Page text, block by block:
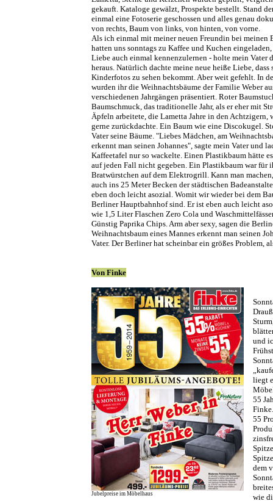
gekauft. Kataloge gewälzt, Prospekte bestellt. Stand
einmal eine Fotoserie geschossen und alles genau
von rechts, Baum von links, von hinten, von vorne.
Als ich einmal mit meiner neuen Freundin bei meinen
hatten uns sonntags zu Kaffee und Kuchen
Liebe auch einmal kennenzulernen - holte mein Vater
heraus. Natürlich dachte meine neue heiße Liebe, dass
Kinderfotos zu sehen bekommt. Aber weit gefehlt. In
wurden ihr die Weihnachtsbäume der Familie Weber
verschiedenen Jahrgängen präsentiert. Roter
Baumschmuck, das traditionelle Jahr, als er eher mit
Äpfeln arbeitete, die Lametta Jahre in den Achtzigern,
gerne zurückdachte. Ein Baum wie eine Discokugel.
Vater seine Bäume. "Liebes Mädchen, am
erkennt man seinen Johannes", sagte mein Vater und
Kaffeetafel nur so wackelte. Einen Plastikbaum hätte
auf jeden Fall nicht gegeben. Ein Plastikbaum war für
Bratwürstchen auf dem Elektrogrill. Kann man
auch ins 25 Meter Becken der städtischen
eben doch leicht asozial. Womit wir wieder bei dem
Berliner Hauptbahnhof sind. Er ist eben auch leicht
wie 1,5 Liter Flaschen Zero Cola und
Günstig Paprika Chips. Arm aber sexy, sagen die
Weihnachtsbaum eines Mannes erkennt man seinen
Vater. Der Berliner hat scheinbar ein größes Problem,
Von Finke
Jubelpreise im Möbelhaus
und
liegt
55
55
dem
wie